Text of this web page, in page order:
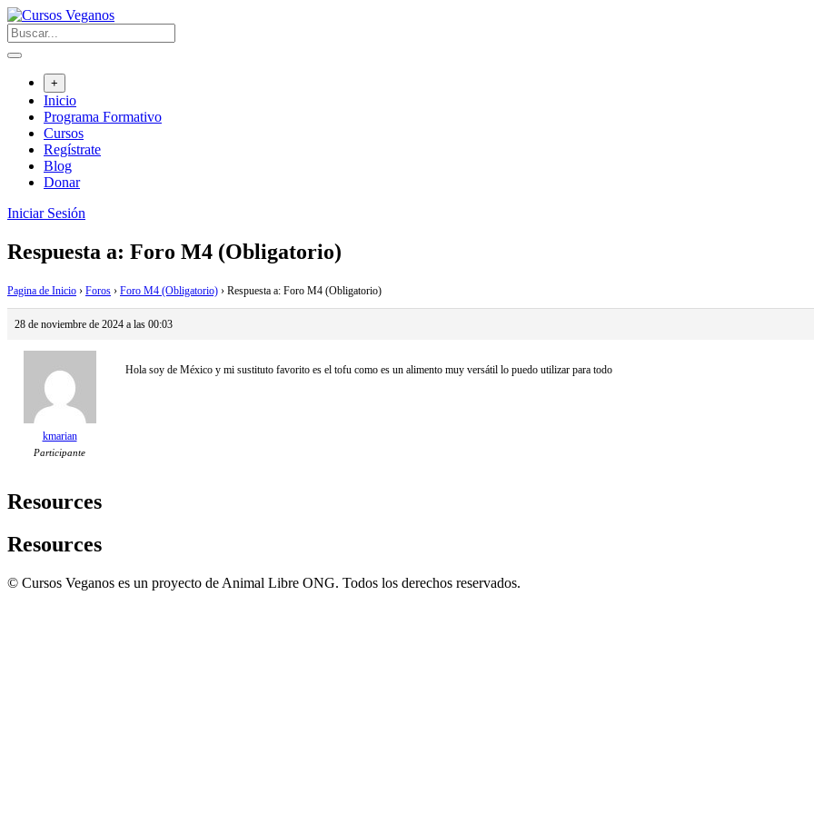
Saltar
al
contenido
+
Inicio
Programa Formativo
Cursos
Regístrate
Blog
Donar
Iniciar Sesión
Respuesta a: Foro M4 (Obligatorio)
Pagina de Inicio › Foros › Foro M4 (Obligatorio) › Respuesta a: Foro M4 (Obligatorio)
28 de noviembre de 2024 a las 00:03
kmarian
Participante
Hola soy de México y mi sustituto favorito es el tofu como es un alimento muy versátil lo puedo utilizar para todo
Resources
Resources
© Cursos Veganos es un proyecto de Animal Libre ONG. Todos los derechos reservados.